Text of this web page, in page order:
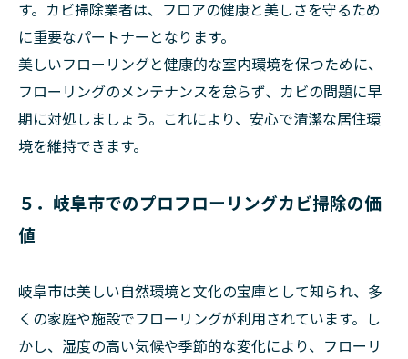
す。カビ掃除業者は、フロアの健康と美しさを守るため
に重要なパートナーとなります。
美しいフローリングと健康的な室内環境を保つために、
フローリングのメンテナンスを怠らず、カビの問題に早
期に対処しましょう。これにより、安心で清潔な居住環
境を維持できます。
５．岐阜市でのプロフローリングカビ掃除の価
値
岐阜市は美しい自然環境と文化の宝庫として知られ、多
くの家庭や施設でフローリングが利用されています。し
かし、湿度の高い気候や季節的な変化により、フローリ